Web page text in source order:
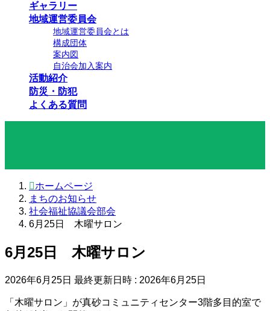
ギャラリー
地域運営委員会
地域運営委員会とは
構成団体
案内図
自治会加入案内
活動紹介
防災・防犯
よくある質問
ホームページ
まちのお知らせ
社会福祉協議会部会
6月25日 木曜サロン
6月25日 木曜サロン
2026年6月25日 最終更新日時 : 2026年6月25日
「木曜サロン」が真砂コミュニティセンター3階多目的室で